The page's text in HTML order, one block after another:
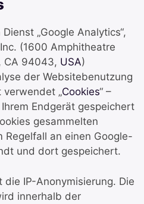
„Google Analytics“,
(1600 Amphitheatre
CA 94043, USA)
der Websitebenutzung
verwendet „Cookies“ –
Endgerät gespeichert
gesammelten
Regelfall an einen Google-
und dort gespeichert.
IP-Anonymisierung. Die
innerhalb der